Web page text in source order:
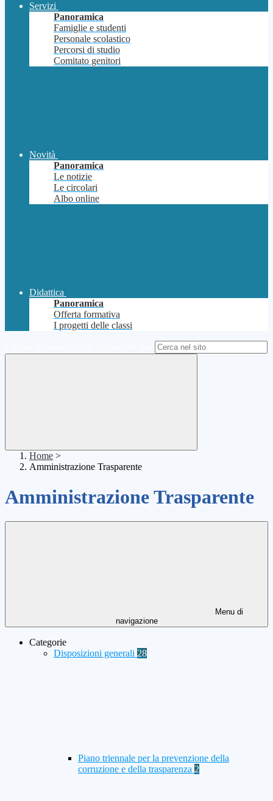
Servizi
Panoramica
Famiglie e studenti
Personale scolastico
Percorsi di studio
Comitato genitori
Novità
Panoramica
Le notizie
Le circolari
Albo online
Didattica
Panoramica
Offerta formativa
I progetti delle classi
Home >
Amministrazione Trasparente
Amministrazione Trasparente
Menu di
navigazione
Categorie
Disposizioni generali 28
Piano triennale per la prevenzione della
corruzione e della trasparenza 2